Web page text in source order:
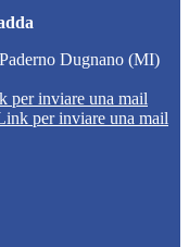
Dugnano (MI)
per inviare una mail
per inviare una mail